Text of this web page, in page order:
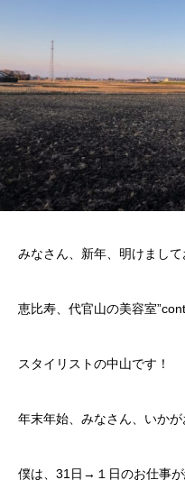
みなさん、新年、明けまし
恵比寿、代官山の美容室
スタイリストの中山です！
年末年始、みなさん、いか
僕は、31日→１日のお仕事が